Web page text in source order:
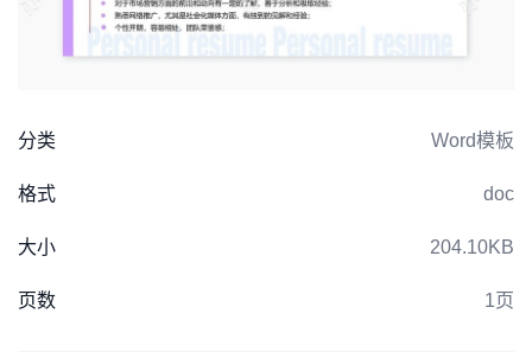
分类 Word模板
格式 doc
大小 204.10KB
页数 1页